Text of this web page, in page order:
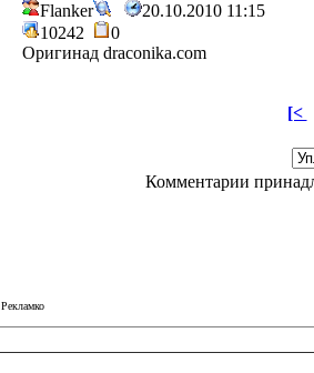
Flanker
20.10.2010 11:15
10242
0
Оригинад draconika.com
[<
Комментарии
Рекламко